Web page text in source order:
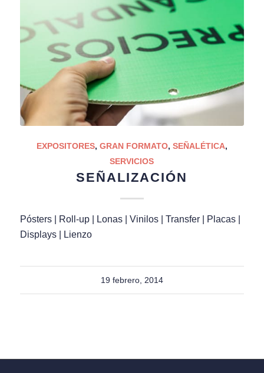
EXPOSITORES, GRAN FORMATO, SEÑALÉTICA,
SERVICIOS
SEÑALIZACIÓN
Pósters | Roll-up | Lonas | Vinilos | Transfer | Placas |
Displays | Lienzo
19 febrero, 2014